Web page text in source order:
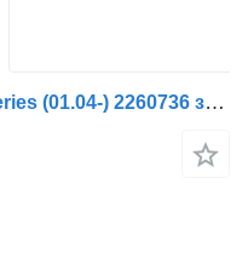
Хидроусилвател Scania P-Series (01.04-) 2260736 за влекач Scania P,G,R,T-series (2004-2017)